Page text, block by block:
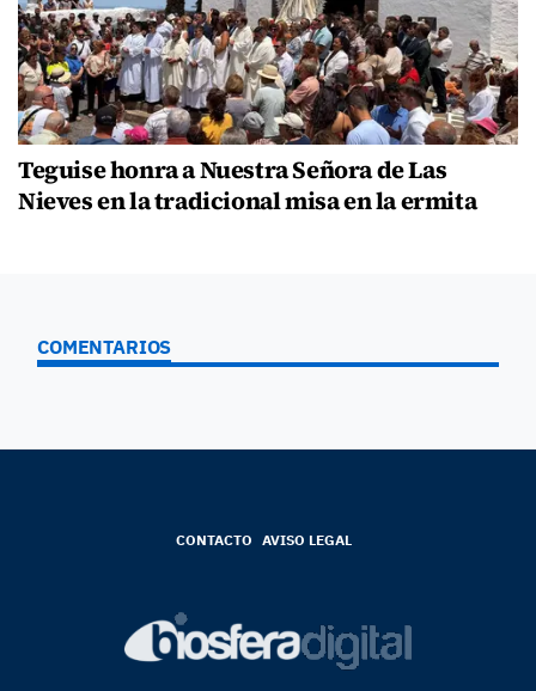
Teguise honra a Nuestra Señora de Las
Nieves en la tradicional misa en la ermita
COMENTARIOS
CONTACTO AVISO LEGAL